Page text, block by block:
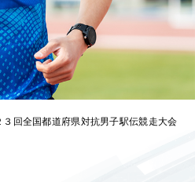
回全国都道府県対抗男子駅伝競走大会